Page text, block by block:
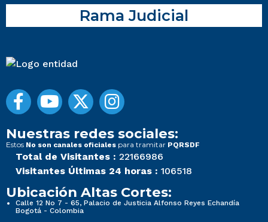
Rama Judicial
Nuestras redes sociales:
Estos No son canales oficiales para tramitar PQRSDF
Total de Visitantes : 22166986
Visitantes Últimas 24 horas : 106518
Ubicación Altas Cortes:
Calle 12 No 7 - 65, Palacio de Justicia Alfonso Reyes Echandía
Bogotá - Colombia